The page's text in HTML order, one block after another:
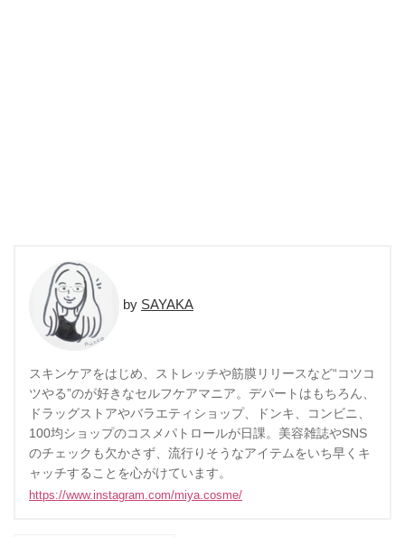
SAYAKA
スキンケアをはじめ、ストレッチや筋膜リリースなど“コツコ
ツやる”のが好きなセルフケアマニア。デパートはもちろん、
ドラッグストアやバラエティショップ、ドンキ、コンビニ、
100均ショップのコスメパトロールが日課。美容雑誌やSNS
のチェックも欠かさず、流行りそうなアイテムをいち早くキ
ャッチすることを心がけています。
https://www.instagram.com/miya.cosme/